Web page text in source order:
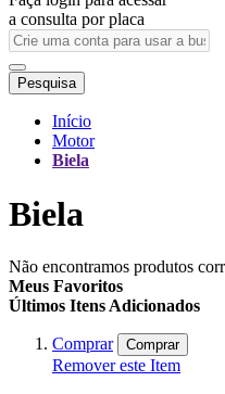
a consulta por placa
Pesquisa
Início
Motor
Biela
Biela
Não encontramos produtos
Meus Favoritos
Últimos Itens Adicionados
Comprar Comprar
Remover este Item